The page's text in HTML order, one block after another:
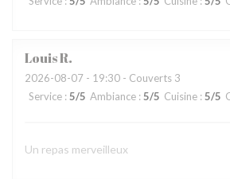
LouisR
2026-08-07 - 19:30 - Couverts 3
Service : 5/5 Ambiance : 5/5 Cuisine : 5/5
Un repas merveilleux